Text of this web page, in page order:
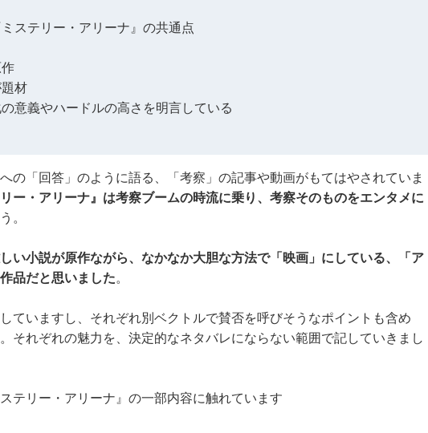
ステリー・アリーナ』の共通点
材
意義やハードルの高さを明言している
の「回答」のように語る、「考察」の記事や動画がもてはやされていま
ー・アリーナ』は考察ブームの時流に乗り、考察そのものをエンタメに
。
い小説が原作ながら、なかなか大胆な方法で「映画」にしている、「ア
品だと思いました。
ていますし、それぞれ別ベクトルで賛否を呼びそうなポイントも含め
それぞれの魅力を、決定的なネタバレにならない範囲で記していきまし
テリー・アリーナ』の一部内容に触れています